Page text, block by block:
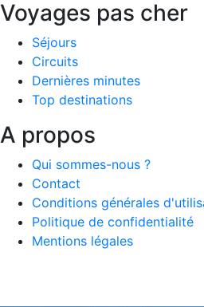
Voyages pas cher
Séjours
Circuits
Dernières minutes
Top destinations
A propos
Qui sommes-nous ?
Contact
Conditions générales
Politique de confidentialité
Mentions légales